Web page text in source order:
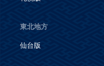
東北地方
仙台版